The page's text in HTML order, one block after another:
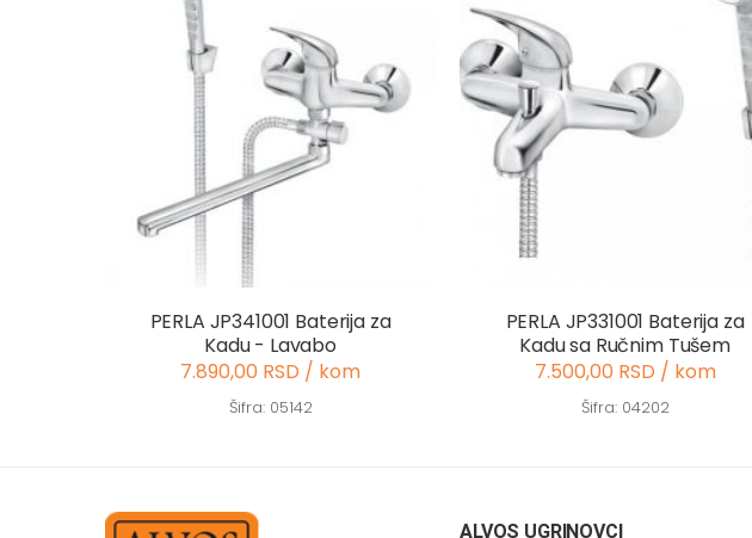
PERLA JP341001 Baterija za
Kadu - Lavabo
7.890,00 RSD / kom
Šifra: 05142
PERLA JP331001 Baterija za
Kadu sa Ručnim Tušem
7.500,00 RSD / kom
Šifra: 04202
ALVOS UGRINOVCI